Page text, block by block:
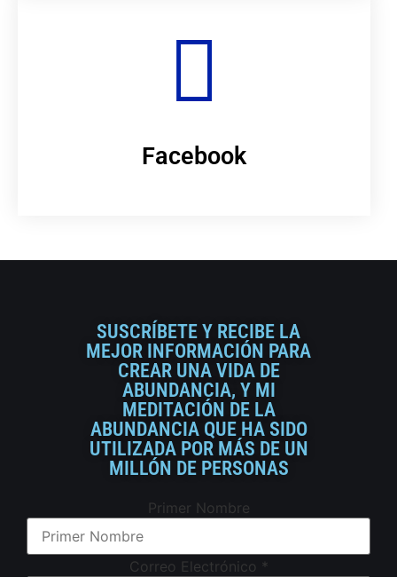
Facebook
SUSCRÍBETE Y RECIBE LA
MEJOR INFORMACIÓN PARA
CREAR UNA VIDA DE
ABUNDANCIA, Y MI
MEDITACIÓN DE LA
ABUNDANCIA QUE HA SIDO
UTILIZADA POR MÁS DE UN
MILLÓN DE PERSONAS
Primer Nombre
Correo Electrónico *